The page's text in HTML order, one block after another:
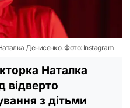
Денисенко. Фото: Instagram
Наталка
відверто
з дітьми